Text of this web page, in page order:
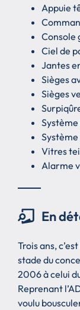
Appuie
Console
Ciel de
Jantes
Sièges
Sièges
Vitres
Alarme
En
Trois ans,
stade du
2006 à celui
Reprenant
voulu